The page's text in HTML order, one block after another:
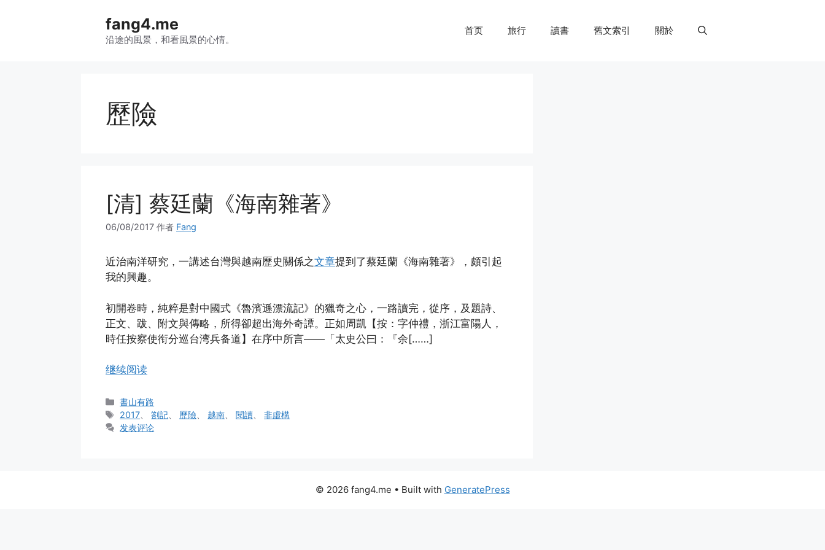
fang4.me
沿途的風景，和看風景的心情。
首页 旅行 讀書 舊文索引 關於
歷險
[清] 蔡廷蘭《海南雜著》
06/08/2017 作者 Fang
近治南洋研究，一講述台灣與越南歷史關係之文章提到了蔡廷蘭《海南雜著》，頗引起
我的興趣。
初開卷時，純粹是對中國式《魯濱遜漂流記》的獵奇之心，一路讀完，從序，及題詩、
正文、跋、附文與傳略，所得卻超出海外奇譚。正如周凱【按：字仲禮，浙江富陽人，
時任按察使衔分巡台湾兵备道】在序中所言——「太史公曰：『余[……]
继续阅读
分
类
書山有路
标
签
2017 、劄記 歷險 越南 、閱讀 、非虛構
发表评论
© 2026 fang4.me • Built with GeneratePress